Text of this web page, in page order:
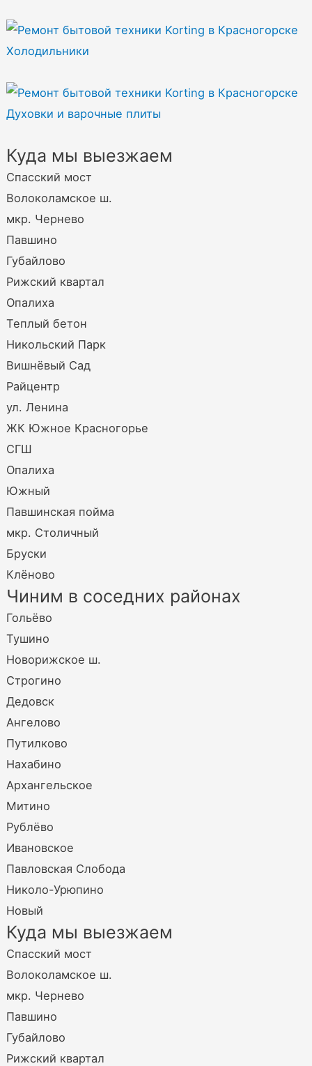
Холодильники
Духовки и варочные плиты
Куда мы выезжаем
Спасский мост
Волоколамское ш.
мкр. Чернево
Павшино
Губайлово
Рижский квартал
Опалиха
Теплый бетон
Никольский Парк
Вишнёвый Сад
Райцентр
ул. Ленина
ЖК Южное Красногорье
СГШ
Опалиха
Южный
Павшинская пойма
мкр. Столичный
Бруски
Клёново
Чиним в соседних районах
Гольёво
Тушино
Новорижское ш.
Строгино
Дедовск
Ангелово
Путилково
Нахабино
Архангельское
Митино
Рублёво
Ивановское
Павловская Слобода
Николо-Урюпино
Новый
Куда мы выезжаем
Спасский мост
Волоколамское ш.
мкр. Чернево
Павшино
Губайлово
Рижский квартал